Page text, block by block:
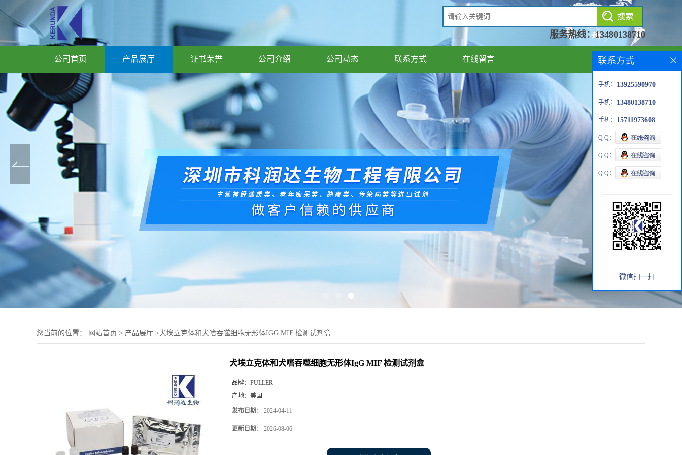
服务热线：13480138710
公司首页 产品展厅 证书荣誉 公司介绍 公司动态 联系方式 在线留言
您当前的位置： 网站首页 > 产品展厅 >犬埃立克体和犬嗜吞噬细胞无形体IGG MIF 检测试剂盒
犬埃立克体和犬嗜吞噬细胞无形体IgG MIF 检测试剂盒
品牌： FULLER
产地： 美国
发布日期： 2024-04-11
更新日期： 2026-08-06
联系方式
手机： 13925590970
手机： 13480138710
手机： 15711973608
Q Q：
Q Q：
Q Q：
微信扫一扫